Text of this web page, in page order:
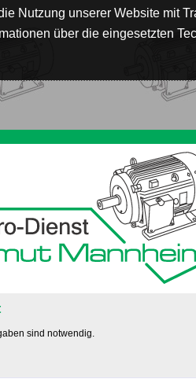
Nutzung unserer Website mit
über die eingesetzten
sind notwendig.